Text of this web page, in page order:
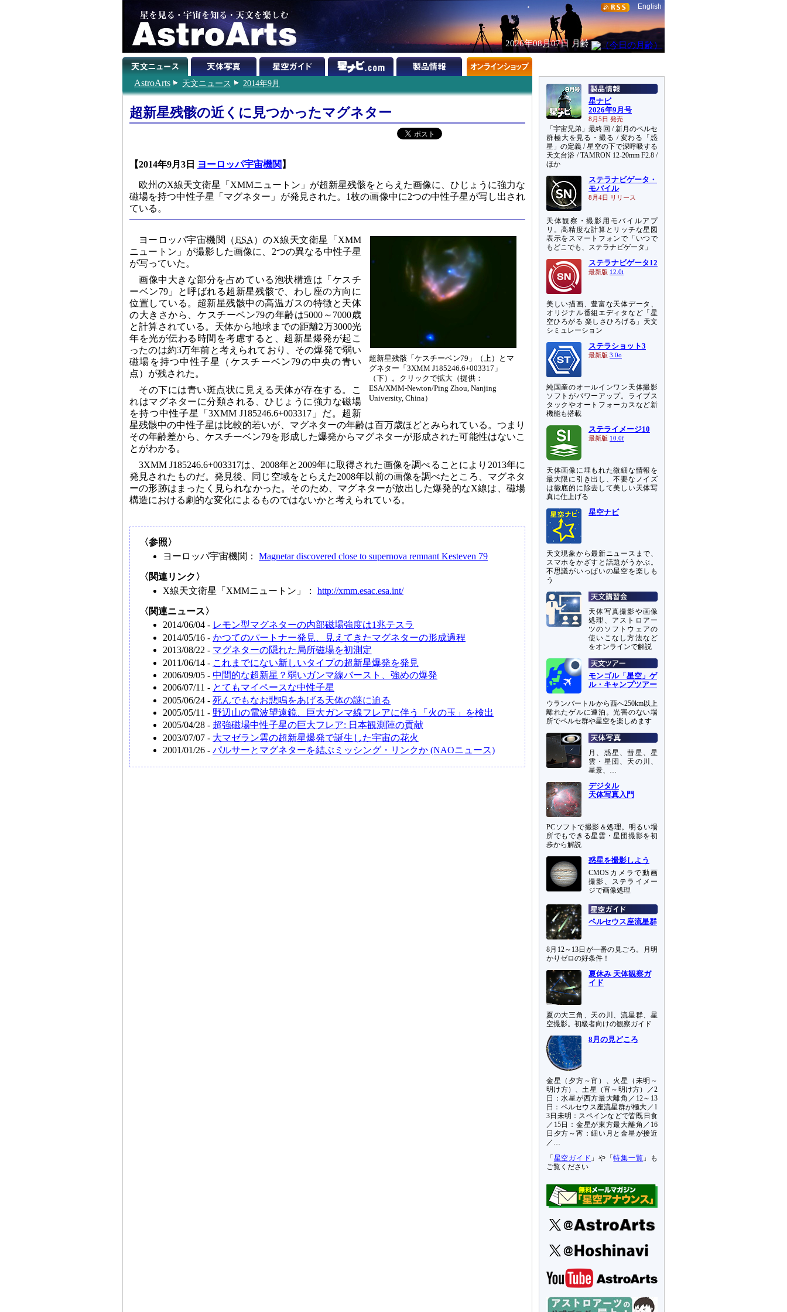
English
2026年08月07日 月齢
AstroArts 天文ニュース 2014年9月
超新星残骸の近くに見つかったマグネター
【2014年9月3日 ヨーロッパ宇宙機関 】
欧州のX線天文衛星「XMMニュートン」が超新星残骸をとらえた画像に、ひじょうに強力な
磁場を持つ中性子星「マグネター」が発見された。1枚の画像中に2つの中性子星が写し出され
ている。
超新星残骸「ケスチーベン79」（上）とマ
グネター「3XMM J185246.6+003317」
（下）。クリックで拡大（提供：
ESA/XMM-Newton/Ping Zhou, Nanjing
University, China）
ヨーロッパ宇宙機関（ESA ）のX線天文衛星「XMM
ニュートン」が撮影した画像に、2つの異なる中性子星
が写っていた。
画像中大きな部分を占めている泡状構造は「ケスチ
ーベン79」と呼ばれる超新星残骸で、わし座の方向に
位置している。超新星残骸中の高温ガスの特徴と天体
の大きさから、ケスチーベン79の年齢は5000～7000歳
と計算されている。天体から地球までの距離2万3000光
年を光が伝わる時間を考慮すると、超新星爆発が起こ
ったのは約3万年前と考えられており、その爆発で弱い
磁場を持つ中性子星（ケスチーベン79の中央の青い
点）が残された。
その下には青い斑点状に見える天体が存在する。こ
れはマグネターに分類される、ひじょうに強力な磁場
を持つ中性子星「3XMM J185246.6+003317」だ。超新
星残骸中の中性子星は比較的若いが、マグネターの年齢は百万歳ほどとみられている。つまり
その年齢差から、ケスチーベン79を形成した爆発からマグネターが形成された可能性はないこ
とがわかる。
3XMM J185246.6+003317は、2008年と2009年に取得された画像を調べることにより2013年に
発見されたものだ。発見後、同じ空域をとらえた2008年以前の画像を調べたところ、マグネタ
ーの形跡はまったく見られなかった。そのため、マグネターが放出した爆発的なX線は、磁場
構造における劇的な変化によるものではないかと考えられている。
〈参照〉
ヨーロッパ宇宙機関： Magnetar discovered close to supernova remnant Kesteven 79
〈関連リンク〉
X線天文衛星「XMMニュートン」： http://xmm.esac.esa.int/
〈関連ニュース〉
2014/06/04 - レモン型マグネターの内部磁場強度は1兆テスラ
2014/05/16 - かつてのパートナー発見、見えてきたマグネターの形成過程
2013/08/22 - マグネターの隠れた局所磁場を初測定
2011/06/14 - これまでにない新しいタイプの超新星爆発を発見
2006/09/05 - 中間的な超新星？弱いガンマ線バースト、強めの爆発
2006/07/11 - とてもマイペースな中性子星
2005/06/24 - 死んでもなお悲鳴をあげる天体の謎に迫る
2005/05/11 - 野辺山の電波望遠鏡、巨大ガンマ線フレアに伴う「火の玉」を検出
2005/04/28 - 超強磁場中性子星の巨大フレア: 日本観測陣の貢献
2003/07/07 - 大マゼラン雲の超新星爆発で誕生した宇宙の花火
2001/01/26 - パルサーとマグネターを結ぶミッシング・リンクか (NAOニュース)
星ナビ
2026年9月号
8月5日 発売
「宇宙兄弟」最終回 / 新月のペルセ
群極大を見る・撮る / 変わる「惑
星」の定義 / 星空の下で深呼吸する
天文台浴 / TAMRON 12-20mm F2.8 /
ほか
ステラナビゲータ・
モバイル
8月4日 リリース
天体観察・撮影用モバイルアプ
リ。高精度な計算とリッチな星図
表示をスマートフォンで「いつで
もどこでも、ステラナビゲータ」
ステラナビゲータ12
最新版 12.0i
美しい描画、豊富な天体データ、
オリジナル番組エディタなど「星
空ひろがる 楽しさひろげる」天文
シミュレーション
ステラショット3
最新版 3.0o
純国産のオールインワン天体撮影
ソフトがパワーアップ。ライブス
タックやオートフォーカスなど新
機能も搭載
ステライメージ10
最新版 10.0f
天体画像に埋もれた微細な情報を
最大限に引き出し、不要なノイズ
は徹底的に除去して美しい天体写
真に仕上げる
星空ナビ
天文現象から最新ニュースまで、
スマホをかざすと話題がうかぶ。
不思議がいっぱいの星空を楽しも
う
天体写真撮影や画像
処理、アストロアー
ツのソフトウェアの
使いこなし方法など
をオンラインで解説
モンゴル「星空」ゲ
ル・キャンプツアー
ウランバートルから西へ250km以上
離れたゲルに連泊。光害のない場
所でペルセ群や星空を楽しめます
月、惑星、彗星、星
雲・星団、天の川、
星景、…
デジタル
天体写真入門
PCソフトで撮影＆処理。明るい場
所でもできる星雲・星団撮影を初
歩から解説
惑星を撮影しよう
CMOSカメラで動画
撮影、ステライメー
ジで画像処理
ペルセウス座流星群
8月12～13日が一番の見ごろ。月明
かりゼロの好条件！
夏休み 天体観察ガ
イド
夏の大三角、天の川、流星群、星
空撮影。初級者向けの観察ガイド
8月の見どころ
金星（夕方～宵）、火星（未明～
明け方）、土星（宵～明け方）／2
日：水星が西方最大離角／12～13
日：ペルセウス座流星群が極大／1
3日未明：スペインなどで皆既日食
／15日：金星が東方最大離角／16
日夕方～宵：細い月と金星が接近
／…
「 星空ガイド 」や「特集一覧 」も
ご覧ください